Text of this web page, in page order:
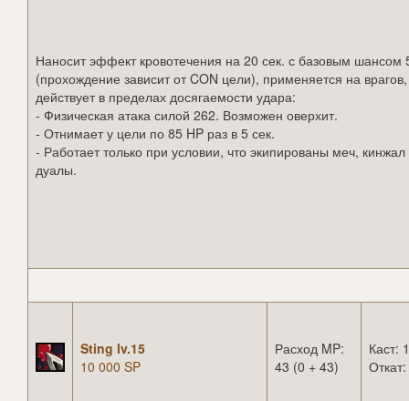
Наносит эффект кровотечения на 20 сек. с базовым шансом
(прохождение зависит от CON цели), применяется на врагов,
действует в пределах досягаемости удара:
- Физическая атака силой 262. Возможен оверхит.
- Отнимает у цели по 85 HP раз в 5 сек.
- Работает только при условии, что экипированы меч,
дуалы.
Sting lv.15
10 000 SP
Расход MP:
43 (0 + 43)
Каст: